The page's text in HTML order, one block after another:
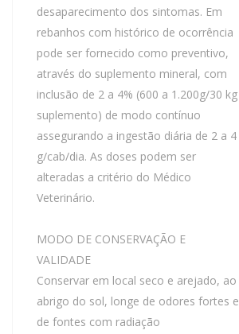
desaparecimento dos sintomas. Em
rebanhos com histórico de ocorrência
pode ser fornecido como preventivo,
através do suplemento mineral, com
inclusão de 2 a 4% (600 a 1.200g/30 kg
suplemento) de modo contínuo
assegurando a ingestão diária de 2 a 4
g/cab/dia. As doses podem ser
alteradas a critério do Médico
Veterinário.
MODO DE CONSERVAÇÃO E
VALIDADE
Conservar em local seco e arejado, ao
abrigo do sol, longe de odores fortes e
de fontes com radiação